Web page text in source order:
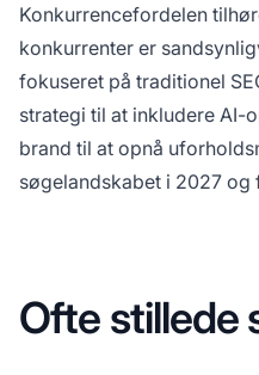
Konkurrencefordelen
konkurrenter er
fokuseret på traditionel
strategi til at inkludere AI-
brand til at opnå
søgelandskabet i 2027 og
Ofte stillede